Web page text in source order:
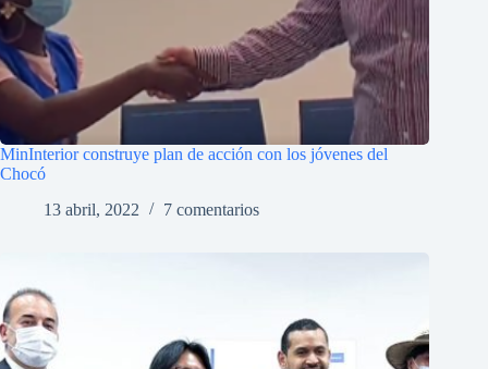
MinInterior construye plan de acción con los jóvenes del
Chocó
13 abril, 2022
7 comentarios